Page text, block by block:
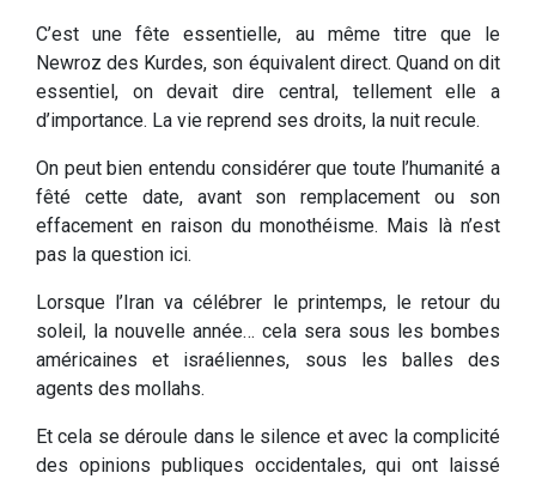
C’est une fête essentielle, au même titre que le
Newroz des Kurdes, son équivalent direct. Quand on dit
essentiel, on devait dire central, tellement elle a
d’importance. La vie reprend ses droits, la nuit recule.
On peut bien entendu considérer que toute l’humanité a
fêté cette date, avant son remplacement ou son
effacement en raison du monothéisme. Mais là n’est
pas la question ici.
Lorsque l’Iran va célébrer le printemps, le retour du
soleil, la nouvelle année… cela sera sous les bombes
américaines et israéliennes, sous les balles des
agents des mollahs.
Et cela se déroule dans le silence et avec la complicité
des opinions publiques occidentales, qui ont laissé